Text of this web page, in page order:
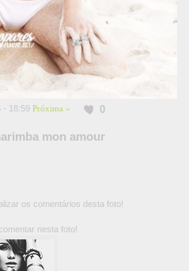
- 18:59 Próxima » 0
mon amour
os comentários desta foto!
nesta foto!